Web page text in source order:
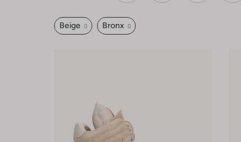
Beige Bronx